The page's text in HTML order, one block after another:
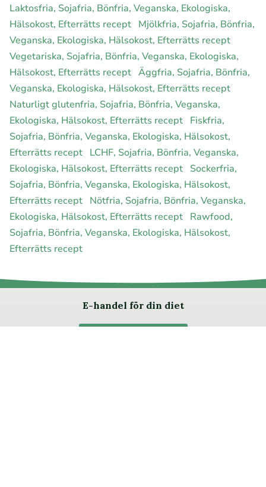
Laktosfria, Sojafria, Bönfria, Veganska, Ekologiska,
Hälsokost, Efterrätts recept Mjölkfria, Sojafria, Bönfria,
Veganska, Ekologiska, Hälsokost, Efterrätts recept
Vegetariska, Sojafria, Bönfria, Veganska, Ekologiska,
Hälsokost, Efterrätts recept Äggfria, Sojafria, Bönfria,
Veganska, Ekologiska, Hälsokost, Efterrätts recept
Naturligt glutenfria, Sojafria, Bönfria, Veganska,
Ekologiska, Hälsokost, Efterrätts recept Fiskfria,
Sojafria, Bönfria, Veganska, Ekologiska, Hälsokost,
Efterrätts recept LCHF, Sojafria, Bönfria, Veganska,
Ekologiska, Hälsokost, Efterrätts recept Sockerfria,
Sojafria, Bönfria, Veganska, Ekologiska, Hälsokost,
Efterrätts recept Nötfria, Sojafria, Bönfria, Veganska,
Ekologiska, Hälsokost, Efterrätts recept Rawfood,
Sojafria, Bönfria, Veganska, Ekologiska, Hälsokost,
Efterrätts recept
E-handel för din diet